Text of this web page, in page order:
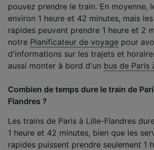
pouvez prendre le train. En moyenne,
environ 1 heure et 42 minutes, mais
rapides peuvent prendre 1 heure et 2
notre Planificateur de voyage pour
d'informations sur les trajets et
aussi monter à bord d'un bus de Paris
Combien de temps dure le train de
Flandres ?
Les trains de Paris à Lille-Flandres
1 heure et 42 minutes, bien que les
rapides puissent prendre seulement 1